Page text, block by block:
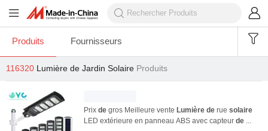
Produits Fournisseurs
116320 Lumière de Jardin Solaire Produits
Prix de gros Meilleure vente Lumière de rue solaire
LED extérieure en panneau ABS avec capteur de ...